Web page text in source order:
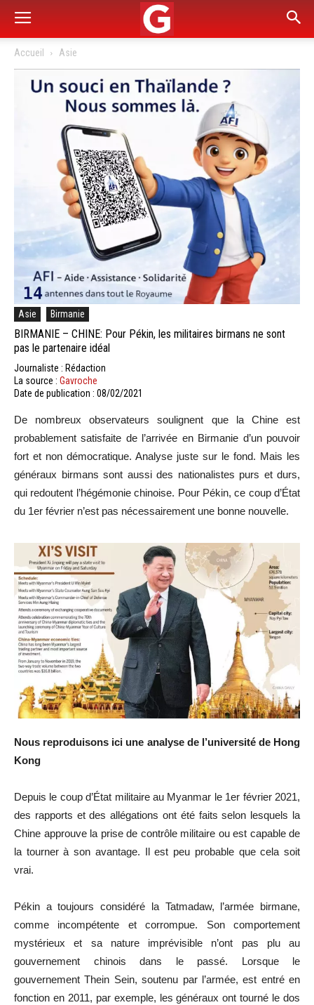
Accueil Asie
Asie Birmanie
BIRMANIE – CHINE: Pour Pékin, les militaires birmans ne sont
pas le partenaire idéal
Journaliste : Rédaction
La source : Gavroche
Date de publication : 08/02/2021
De nombreux observateurs soulignent que la Chine est
probablement satisfaite de l’arrivée en Birmanie d’un pouvoir
fort et non démocratique. Analyse juste sur le fond. Mais les
généraux birmans sont aussi des nationalistes purs et durs,
qui redoutent l’hégémonie chinoise. Pour Pékin, ce coup d’État
du 1er février n’est pas nécessairement une bonne nouvelle.
Nous reproduisons ici une analyse de l’université de Hong
Kong
Depuis le coup d’État militaire au Myanmar le 1er février 2021,
des rapports et des allégations ont été faits selon lesquels la
Chine approuve la prise de contrôle militaire ou est capable de
la tourner à son avantage. Il est peu probable que cela soit
vrai.
Pékin a toujours considéré la Tatmadaw, l’armée birmane,
comme incompétente et corrompue. Son comportement
mystérieux et sa nature imprévisible n’ont pas plu au
gouvernement chinois dans le passé. Lorsque le
gouvernement Thein Sein, soutenu par l’armée, est entré en
fonction en 2011, par exemple, les généraux ont tourné le dos